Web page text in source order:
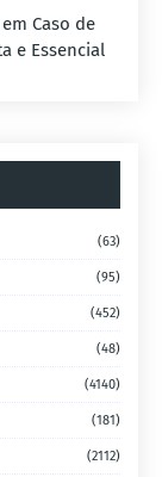
Caso de
e Essencial
(63)
(95)
(452)
(48)
(4140)
(181)
(2112)